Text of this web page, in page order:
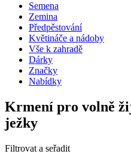
Semena
Zemina
Předpěstování
Květináče a nádoby
Vše k zahradě
Dárky
Značky
Nabídky
Krmení pro volně
ježky
Filtrovat a seřadit